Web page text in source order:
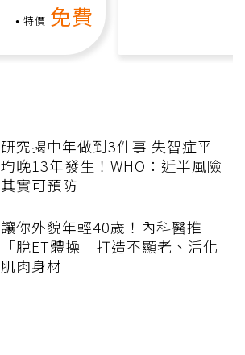
特價 免費
研究揭中年做到3件事 失智症平
均晚13年發生！WHO：近半風險
其實可預防
讓你外貌年輕40歲！內科醫推
「脫ET體操」打造不顯老、活化
肌肉身材